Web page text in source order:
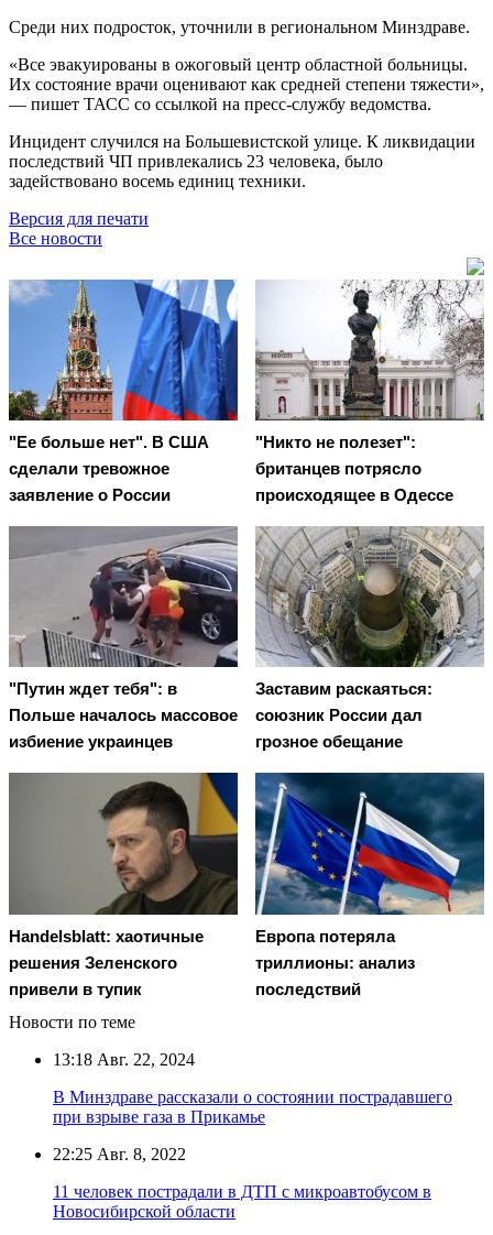
Среди них подросток, уточнили в региональном Минздраве.
«Все эвакуированы в ожоговый центр областной больницы.
Их состояние врачи оценивают как средней степени тяжести»,
— пишет ТАСС со ссылкой на пресс-службу ведомства.
Инцидент случился на Большевистской улице. К ликвидации
последствий ЧП привлекались 23 человека, было
задействовано восемь единиц техники.
Версия для печати
Все новости
"Ее больше нет". В США
сделали тревожное
заявление о России
"Никто не полезет":
британцев потрясло
происходящее в Одессе
"Путин ждет тебя": в
Польше началось массовое
избиение украинцев
Заставим раскаяться:
союзник России дал
грозное обещание
Handelsblatt: хаотичные
решения Зеленского
привели в тупик
Европа потеряла
триллионы: анализ
последствий
Новости по теме
13:18 Авг. 22, 2024
В Минздраве рассказали о состоянии пострадавшего
при взрыве газа в Прикамье
22:25 Авг. 8, 2022
11 человек пострадали в ДТП с микроавтобусом в
Новосибирской области